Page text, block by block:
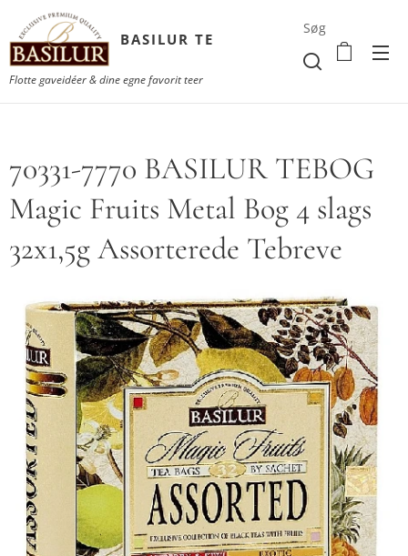
BASILUR TE
Flotte gaveidéer & dine egne favorit teer
Søg
70331-7770 BASILUR TEBOG
Magic Fruits Metal Bog 4 slags
32x1,5g Assorterede Tebreve